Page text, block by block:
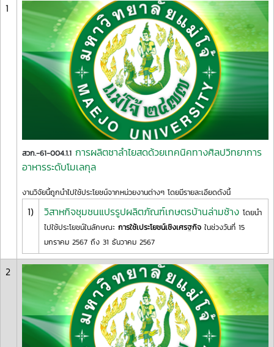
1
สวก.-61-004.1.1 การผลิตชาลำไยสดด้วยเทคนิคทางศิลปวิทยาการ
อาหารระดับโมเลกุล
งานวิจัยนี้ถูกนำไปใช้ประโยชน์จากหน่วยงานต่างๆ โดยมีรายละเอียดดังนี้
1) วิสาหกิจชุมชนแปรรูปผลิตภัณฑ์เกษตรบ้านล่ามช้าง โดยนำ
ไปใช้ประโยชน์ในลักษณะ การใช้เประโยชน์เชิงเศรฐกิจ ในช่วงวันที่ 15
มกราคม 2567 ถึง 31 ธันวาคม 2567
2